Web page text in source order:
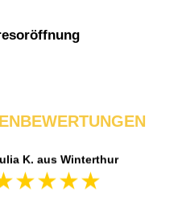
wie beschrieben. Ein Punkt
der Monteur zuerst an die
K. aus Winterthur